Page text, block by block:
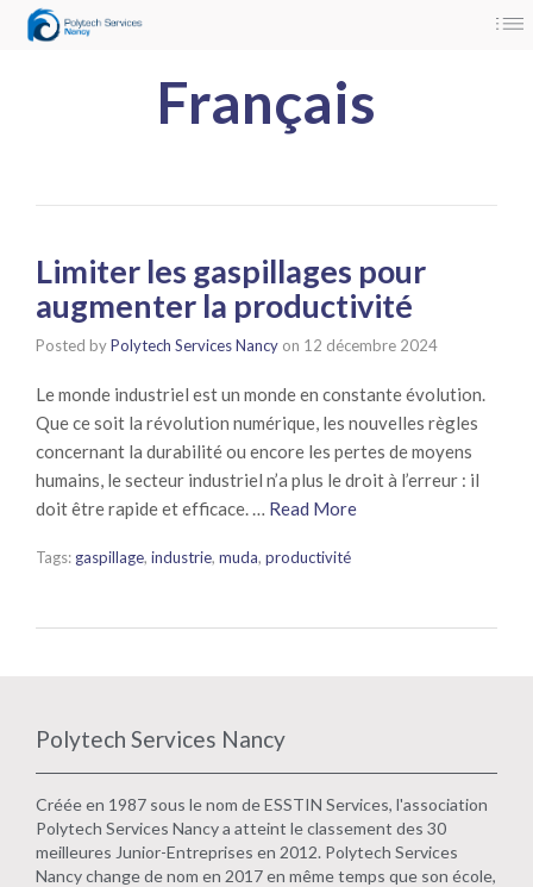
Panneau de gestion des cookies
Français
Limiter les gaspillages pour
augmenter la productivité
Posted byPolytech Services Nancy on 12 décembre 2024
Le monde industriel est un monde en constante évolution.
Que ce soit la révolution numérique, les nouvelles règles
concernant la durabilité ou encore les pertes de moyens
humains, le secteur industriel n’a plus le droit à l’erreur : il
doit être rapide et efficace. … Read More
Tags: gaspillage, industrie, muda, productivité
Polytech Services Nancy
Créée en 1987 sous le nom de ESSTIN Services, l'association
Polytech Services Nancy a atteint le classement des 30
meilleures Junior-Entreprises en 2012. Polytech Services
Nancy change de nom en 2017 en même temps que son école,